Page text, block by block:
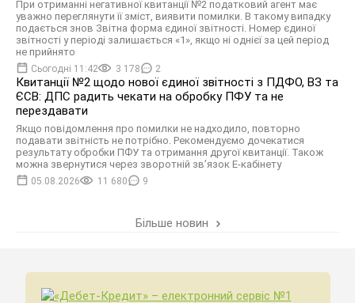
При отриманні негативної квитанції №2 податковий агент має
уважно переглянути її зміст, виявити помилки. В такому випадку
подається знов Звітна форма єдиної звітності. Номер єдиної
звітності у періоді залишається «1», якщо ні однієї за цей період
не прийнято
Сьогодні 11:42 3 178 2
Квитанції №2 щодо нової єдиної звітності з ПДФО, ВЗ та
ЄСВ: ДПС радить чекати на обробку ПФУ та не
перездавати
Якщо повідомлення про помилки не надходило, повторно
подавати звітність не потрібно. Рекомендуємо дочекатися
результату обробки ПФУ та отримання другої квитанції. Також
можна звернутися через зворотній зв’язок Е-кабінету
05.08.2026 11 680 9
Більше новин